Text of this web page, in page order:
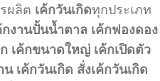
ผลิต เค้กวันเกิดทุกประเภท
กงานปั้นน้ำตาล เค้กฟองดอง
เค้กขนาดใหญ่ เค้กเปิดตัว
น เค้กวันเกิด สั่งเค้กวันเกิด